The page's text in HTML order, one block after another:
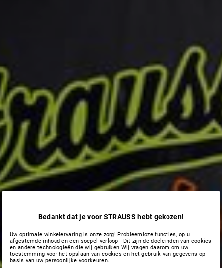
Bedankt dat je voor STRAUSS hebt gekozen!
Uw optimale winkelervaring is onze zorg! Probleemloze functies, op u
afgestemde inhoud en een soepel verloop - Dit zijn de doeleinden van cookies
en andere technologieën die wij gebruiken.Wij vragen daarom om uw
toestemming voor het opslaan van cookies en het gebruik van gegevens op
basis van uw persoonlijke voorkeuren.